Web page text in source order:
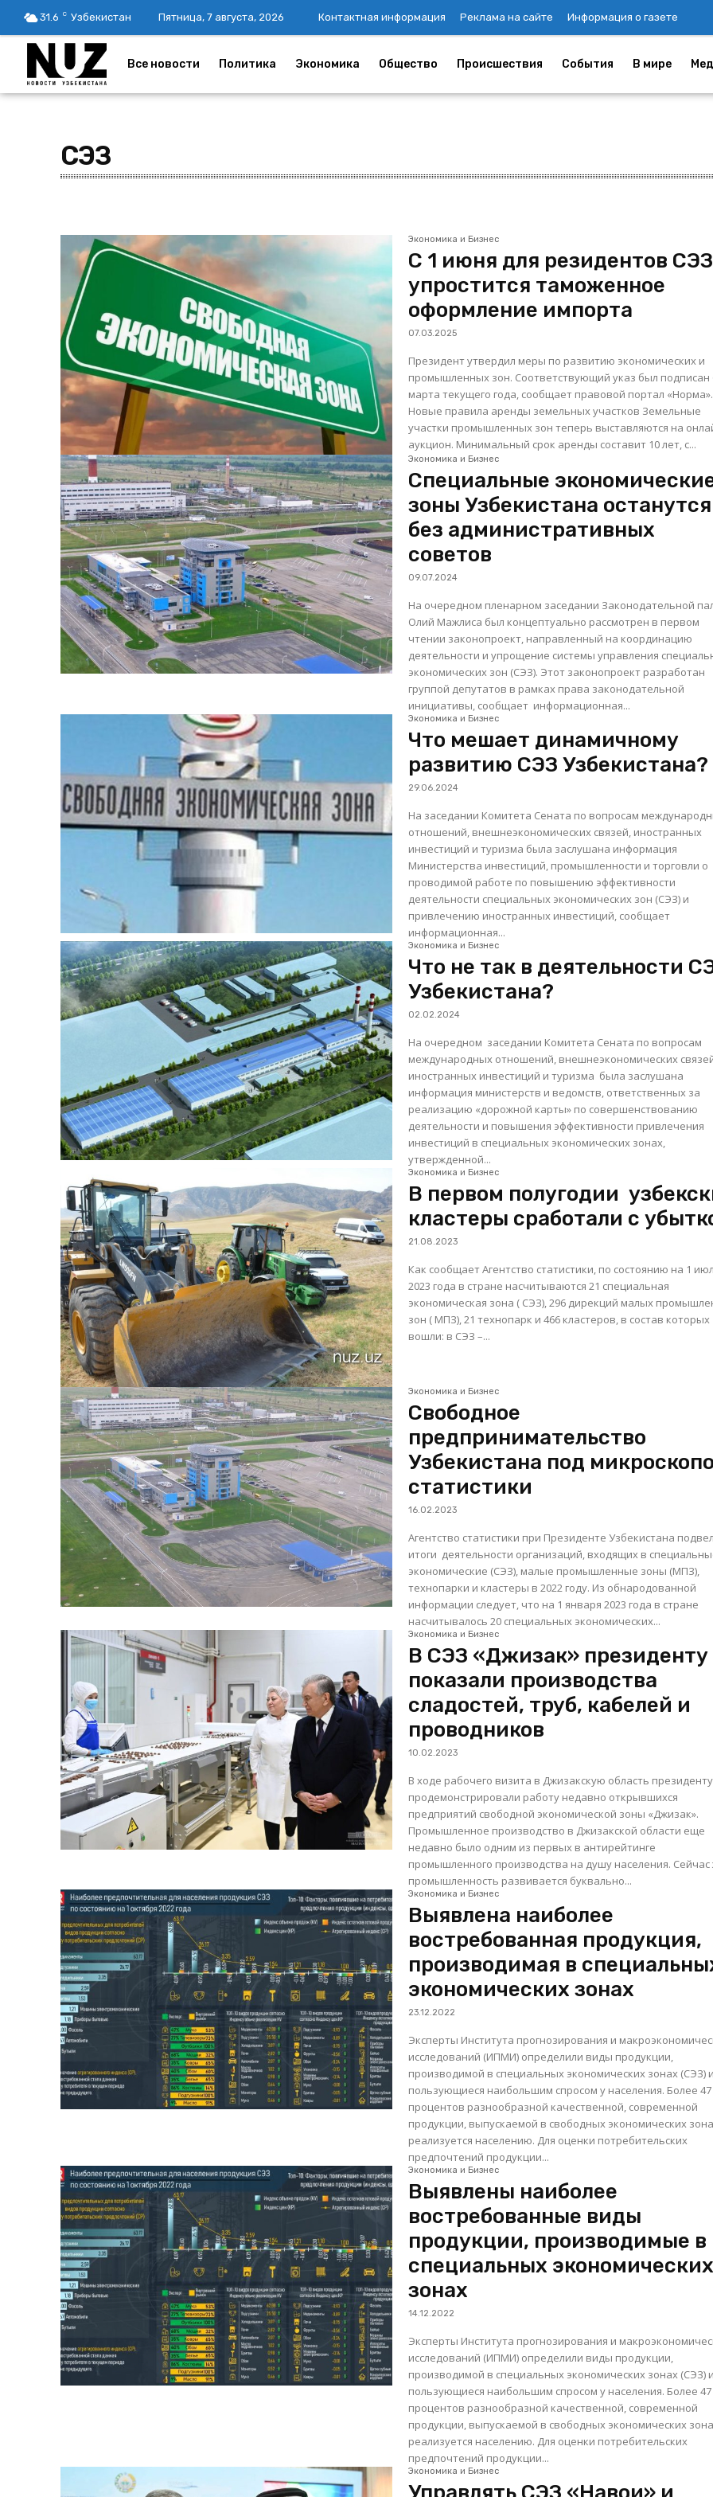
31.6 C Узбекистан Пятница, 7 августа, 2026 Контактная информация Реклама на сайте Информация о газете
Все новости Политика Экономика Общество Происшествия События В мире
СЭЗ
Экономика и Бизнес
С 1 июня для резидентов СЭЗ
упростится таможенное
оформление импорта
07.03.2025
Президент утвердил меры по развитию экономических и
промышленных зон. Соответствующий указ был подписан
марта текущего года, сообщает правовой портал «Норма».
Новые правила аренды земельных участков Земельные
участки промышленных зон теперь выставляются на
аукцион. Минимальный срок аренды составит 10 лет, с...
Экономика и Бизнес
Специальные
зоны Узбекистана останутся
без административных
советов
09.07.2024
На очередном пленарном заседании Законодательной
Олий Мажлиса был концептуально рассмотрен в первом
чтении законопроект, направленный на координацию
деятельности и упрощение системы управления
экономических зон (СЭЗ). Этот законопроект разработан
группой депутатов в рамках права законодательной
инициативы, сообщает информационная...
Экономика и Бизнес
Что мешает динамичному
развитию СЭЗ Узбекистана?
29.06.2024
На заседании Комитета Сената по вопросам
отношений, внешнеэкономических связей, иностранных
инвестиций и туризма была заслушана информация
Министерства инвестиций, промышленности и торговли о
проводимой работе по повышению эффективности
деятельности специальных экономических зон (СЭЗ) и
привлечению иностранных инвестиций, сообщает
информационная...
Экономика и Бизнес
Что не так в деятельности
Узбекистана?
02.02.2024
На очередном заседании Комитета Сената по вопросам
международных отношений, внешнеэкономических
иностранных инвестиций и туризма была заслушана
информация министерств и ведомств, ответственных за
реализацию «дорожной карты» по совершенствованию
деятельности и повышения эффективности привлечения
инвестиций в специальных экономических зонах,
утвержденной...
Экономика и Бизнес
В первом полугодии
кластеры сработали с
21.08.2023
Как сообщает Агентство статистики, по состоянию на 1
2023 года в стране насчитываются 21 специальная
экономическая зона ( СЭЗ), 296 дирекций малых
зон ( МПЗ), 21 технопарк и 466 кластеров, в состав которых
вошли: в СЭЗ –...
Экономика и Бизнес
Свободное
предпринимательство
Узбекистана под
статистики
16.02.2023
Агентство статистики при Президенте Узбекистана
итоги деятельности организаций, входящих в
экономические (СЭЗ), малые промышленные зоны (МПЗ),
технопарки и кластеры в 2022 году. Из обнародованной
информации следует, что на 1 января 2023 года в стране
насчитывалось 20 специальных экономических...
Экономика и Бизнес
В СЭЗ «Джизак» президенту
показали производства
сладостей, труб, кабелей и
проводников
10.02.2023
В ходе рабочего визита в Джизакскую область президенту
продемонстрировали работу недавно открывшихся
предприятий свободной экономической зоны «Джизак».
Промышленное производство в Джизакской области еще
недавно было одним из первых в антирейтинге
промышленного производства на душу населения. Сейчас
промышленность развивается буквально...
Экономика и Бизнес
Выявлена наиболее
востребованная продукция,
производимая в
экономических зонах
23.12.2022
Эксперты Института прогнозирования и
исследований (ИПМИ) определили виды продукции,
производимой в специальных экономических зонах (СЭЗ) и
пользующиеся наибольшим спросом у населения. Более 47
процентов разнообразной качественной, современной
продукции, выпускаемой в свободных экономических
реализуется населению. Для оценки потребительских
предпочтений продукции...
Экономика и Бизнес
Выявлены наиболее
востребованные виды
продукции, производимые в
специальных экономических
зонах
14.12.2022
Эксперты Института прогнозирования и
исследований (ИПМИ) определили виды продукции,
производимой в специальных экономических зонах (СЭЗ) и
пользующиеся наибольшим спросом у населения. Более 47
процентов разнообразной качественной, современной
продукции, выпускаемой в свободных экономических
реализуется населению. Для оценки потребительских
предпочтений продукции...
Экономика и Бизнес